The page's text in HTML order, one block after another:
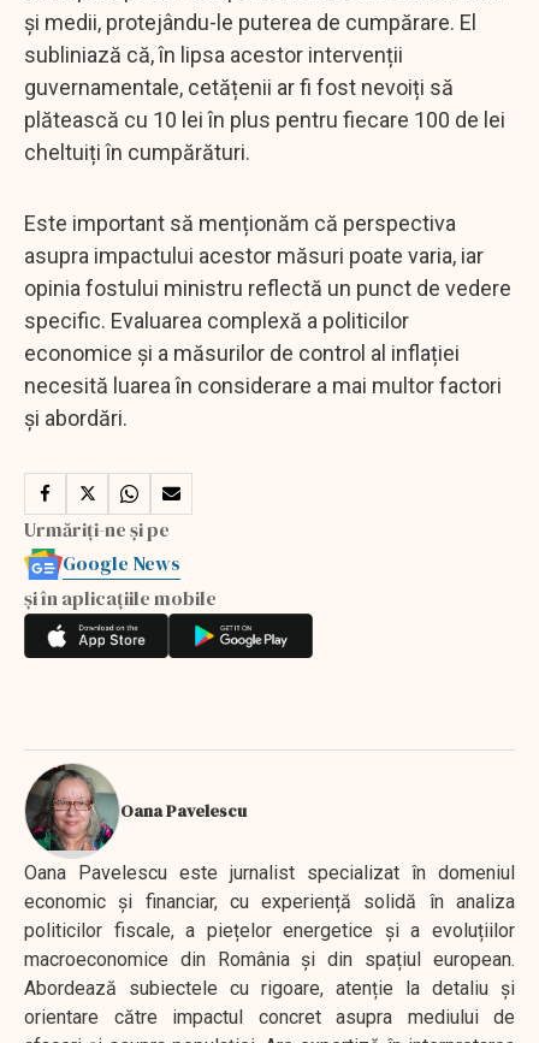
și medii, protejându-le puterea de cumpărare. El
subliniază că, în lipsa acestor intervenții
guvernamentale, cetățenii ar fi fost nevoiți să
plătească cu 10 lei în plus pentru fiecare 100 de lei
cheltuiți în cumpărături.
Este important să menționăm că perspectiva
asupra impactului acestor măsuri poate varia, iar
opinia fostului ministru reflectă un punct de vedere
specific. Evaluarea complexă a politicilor
economice și a măsurilor de control al inflației
necesită luarea în considerare a mai multor factori
și abordări.
Urmăriți-ne și pe
Google News
și în aplicațiile mobile
Oana Pavelescu
Oana Pavelescu este jurnalist specializat în domeniul
economic și financiar, cu experiență solidă în analiza
politicilor fiscale, a piețelor energetice și a evoluțiilor
macroeconomice din România și din spațiul european.
Abordează subiectele cu rigoare, atenție la detaliu și
orientare către impactul concret asupra mediului de